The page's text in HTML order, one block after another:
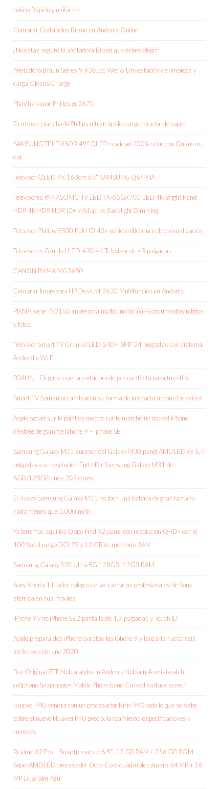
batido Rápido y uniforme
Comprar Cortapelos Braun en Andorra Online
¿No estás seguro la afeitadora Braun que debes elegir?
Afeitadora Braun Series 9 9385cc Wet & Dry estación de limpieza y
carga Clean&Charge
Plancha vapor Philips gc2670
Centro de planchado Philips ultrarrápido con generador de vapor
SAMSUNG TELEVISOR 49″ QLED realidad 100% color con Quantum
dot
Televisor QLED 4K 163cm 65″ SAMSUNG Q64R IA
Televisores PANASONIC TV LED TX-65GX700 LED 4K Bright Panel
HDR 4K HDR HDR10+ y Adaptive Backlight Dimming,
Televisor Philips 5500 Full HD 43» sonido nítido increíble visualización
Televisores Grunkel LED-430 4K Televisor de 43 pulgadas
CANON PIXMA MG3650
Comprar Impresora HP DeskJet 2630 Multifunción en Andorra
PIXMA serie TS3150 impresora multifunción Wi-Fi documentos nítidos
y fotos
Televisor Smart TV Grunkel LED-240H SMT 24 pulgadas con sistema
Android y Wi-Fi
BRAUN – Elegir y usar la cortadora de pelo perfecta para tu estilo
Smart TV Samsung cambiarán su forma de interactuar con el televisor
Apple serait sur le point de mettre sur le marché un nouvel iPhone
d’entrée de gamme Iphone 9 – Iphone SE
Samsung Galaxy M31 sucesor del Galaxy M30 panel AMOLED de 6,4
pulgadas con resolución Full HD+ Samsung Galaxy M31 de
6GB/128GB unos 205 euros
El nuevo Samsung Galaxy M11 reciben una batería de gran tamaño
nada menos que 5.000 mAh
Ya tenemos aquí los Oppo Find X2 panel con resolución QHD+ con el
100 % del rango DCI-P3 y 12 GB de memoria RAM
Samsung Galaxy S20 Ultra 5G 128GB+12GB RAM
Sony Xperia 1 II la tecnología de las cámaras profesionales de Sony
aterriza en sus móviles
IPhone 9 y no iPhone SE2 pantalla de 4,7 pulgadas y Touch ID
Apple prepara dos iPhone baratos los iphone 9 y lanzaría hasta seis
teléfonos este año 2020
Buy Original ZTE Nubia alpha in Andorra Nubia α A wristwatch
cellphone Snapdragon Mobile Phone band Curved surface screen
Huawei P40 vendrá con un procesador Kirin 990 todo lo que se sabe
sobre el nuevo Huawei P40 precio, lanzamiento, especificaciones y
rumores
Realme X2 Pro – Smartphone de 6.5″, 12 GB RAM + 256 GB ROM
SuperAMOLED procesador Octa-Core cuádruple cámara 64 MP + 16
MP Dual Sim Azul